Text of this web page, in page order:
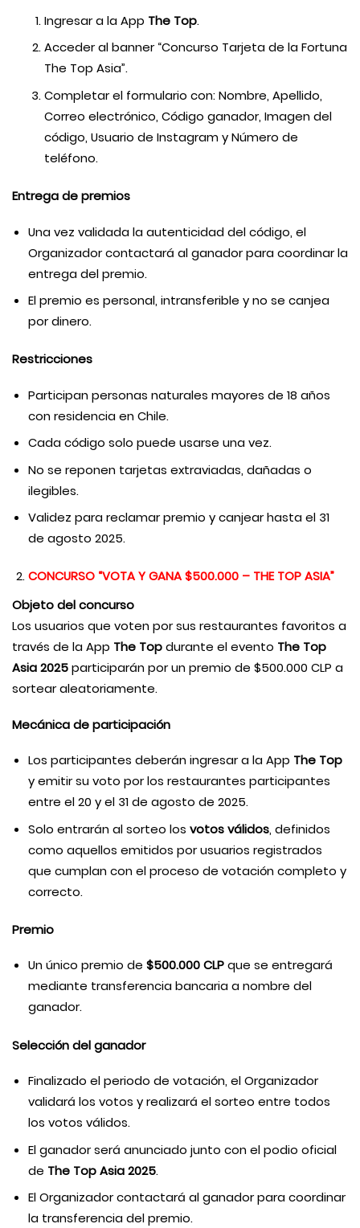
Ingresar a la App The Top.
Acceder al banner “Concurso Tarjeta de la Fortuna
The Top Asia”.
Completar el formulario con: Nombre, Apellido,
Correo electrónico, Código ganador, Imagen del
código, Usuario de Instagram y Número de
teléfono.
Entrega de premios
Una vez validada la autenticidad del código, el
Organizador contactará al ganador para coordinar la
entrega del premio.
El premio es personal, intransferible y no se canjea
por dinero.
Restricciones
Participan personas naturales mayores de 18 años
con residencia en Chile.
Cada código solo puede usarse una vez.
No se reponen tarjetas extraviadas, dañadas o
ilegibles.
Validez para reclamar premio y canjear hasta el 31
de agosto 2025.
CONCURSO “VOTA Y GANA $500.000 – THE TOP ASIA”
Objeto del concurso
Los usuarios que voten por sus restaurantes favoritos a
través de la App The Topdurante el evento The Top
Asia 2025participarán por un premio de $500.000 CLP a
sortear aleatoriamente.
Mecánica de participación
Los participantes deberán ingresar a la App The Top
y emitir su voto por los restaurantes participantes
entre el 20 y el 31 de agosto de 2025.
Solo entrarán al sorteo los votos válidos, definidos
como aquellos emitidos por usuarios registrados
que cumplan con el proceso de votación completo y
correcto.
Premio
Un único premio de $500.000 CLPque se entregará
mediante transferencia bancaria a nombre del
ganador.
Selección del ganador
Finalizado el periodo de votación, el Organizador
validará los votos y realizará el sorteo entre todos
los votos válidos.
El ganador será anunciado junto con el podio oficial
de The Top Asia 2025.
El Organizador contactará al ganador para coordinar
la transferencia del premio.